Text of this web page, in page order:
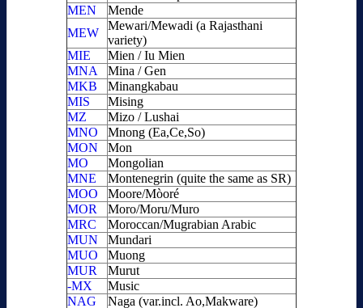
MEN
Mende
MEW
Mewari/Mewadi (a Rajasthani
variety)
MIE
Mien / Iu Mien
MNA
Mina / Gen
MKB
Minangkabau
MIS
Mising
MZ
Mizo / Lushai
MNO
Mnong (Ea,Ce,So)
MON
Mon
MO
Mongolian
MNE
Montenegrin (quite the same as SR)
MOO
Moore/Mòoré
MOR
Moro/Moru/Muro
MRC
Moroccan/Mugrabian Arabic
MUN
Mundari
MUO
Muong
MUR
Murut
-MX
Music
NAG
Naga (var.incl. Ao,Makware)